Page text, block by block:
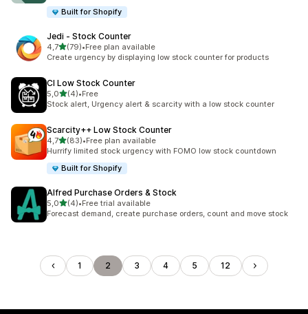
Built for Shopify
Jedi ‑ Stock Counter
4,7/ 5 tähteä
(79)
79 arvostelua yhteensä
•Free plan available
Create urgency by displaying low stock counter for products
CI Low Stock Counter
5,0/ 5 tähteä
(4)
4 arvostelua yhteensä
•Free
Stock alert, Urgency alert & scarcity with a low stock counter
Scarcity++ Low Stock Counter
4,7/ 5 tähteä
(83)
83 arvostelua yhteensä
•Free plan available
Hurrify limited stock urgency with FOMO low stock countdown
Built for Shopify
Alfred Purchase Orders & Stock
5,0/ 5 tähteä
(4)
4 arvostelua yhteensä
•Free trial available
Forecast demand, create purchase orders, count and move stock
1 2 3 4 5 12